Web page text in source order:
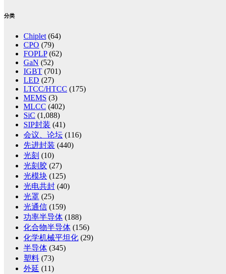
分类
Chiplet (64)
CPO (79)
FOPLP(62)
GaN (52)
IGBT (701)
LED (27)
LTCC/HTCC (175)
MEMS (3)
MLCC (402)
SiC (1,088)
SIP封装 (41)
会议、论坛 (116)
先进封装 (440)
光刻 (10)
光刻胶 (27)
光模块 (125)
光电共封 (40)
光罩 (25)
光通信 (159)
功率半导体 (188)
化合物半导体 (156)
化学机械平坦化 (29)
半导体 (345)
塑料 (73)
外延 (11)